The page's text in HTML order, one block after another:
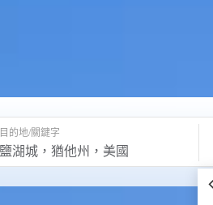
目的地/關鍵字